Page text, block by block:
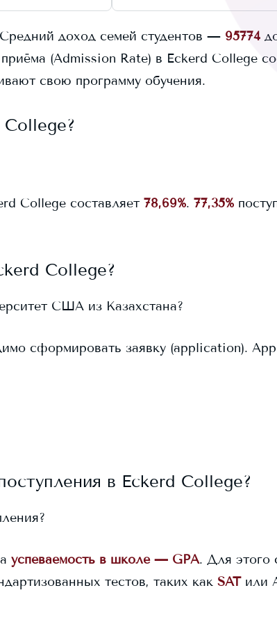
Средний доход семей студентов — 95774
(Admission Rate) в Eckerd College
свою программу обучения.
College?
College составляет 78,69%. 77,35%
College?
США из Казахстана?
сформировать заявку (application).
в Eckerd College?
успеваемость в школе — GPA. Для этого
тестов, таких как SAT или